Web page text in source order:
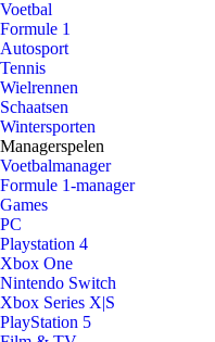
Voetbal
Formule 1
Autosport
Tennis
Wielrennen
Schaatsen
Wintersporten
Managerspelen
Voetbalmanager
Formule 1-manager
Games
PC
Playstation 4
Xbox One
Nintendo Switch
Xbox Series X|S
PlayStation 5